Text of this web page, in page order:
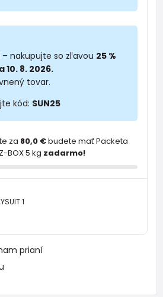
– nakupujte so zľavou 25 %
8. 2026.
tovar.
kód: SUN25
za 80,0 €budete mať Packeta
BOX 5 kg zadarmo!
1
prianí